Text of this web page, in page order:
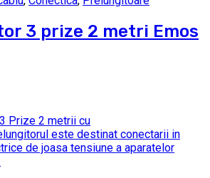
3 prize 2 metri Emos
Prize 2 metrii cu
este destinat conectarii in
de joasa tensiune a aparatelor